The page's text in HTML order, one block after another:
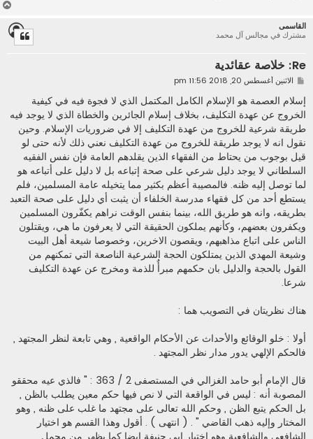
القاسمى
مشترك في مجالس آل محمد
Re: خلاصة عقائدية
م
ر
ك
الاثنين أغسطس 20, 2018 11:56 pm
إسلام العصمة هو الإسلام الكامل المكتمل الذي لا فجوة فيه في كيفية
الخروج عن عهدة التكليف، بخلاف إسلام الجائرين والخطاة الذي لا يوجد فيه
طريقة شرعية للخروج من عهدة التكليف إلا في ضروريات الإسلام. وحين
نقول انه لا يوجد طريقة للخروج من عهدة التكليف نعني ذلك لأنه حتى لو
قيل بوجوب من يحتاط من الفقهاء الذين يقلدهم العامة فإن نفس الفقيه
السلطاني لا يوجد دليل شرعي على صحة إتباعه بل لا دليل على أتباعه هو
لما توصل إليه ظنه. فالمصيبة أعظم بكثير مما يتخيله عامة المسلمين، فلم
يستطع أحد من كل فقهاء مدرسة الخلفاء أن يثبت أي دليل على صحة التعبد
بطريقه، وانه هو طريق الله، بينما بنفس الوقت نراهم يكفّرون المسلمين
ويكفرون بعضهم، وكأنهم يملكون الحقيقة التي لا يعرفون ما هي، ويقتلون
الناس على اتباع مذاهبهم، ويقصون الاخرين، وخصوصا شيعة أهل البيت
وشيعة المهدي الذين يمتلكون الحجة الشرعية الناصعة التي تمكنهم من
القول بالحجة والدليل بان حكمهم مبرأٌ للذمة ومخرج عن عهدة التكليف
شرعا.
هناك نظريتان في التصويب هما :
أولا : خلو الوقائع والأحداث عن الأحكام الواقعية , وهي تابعة لنظر المجتهد ,
فالحكم الإلهي يدور مدار نظر المجتهد .
قال الإمام أبو حامد الغزالي في المستصفى 2 / 363 : " فالذي عيه محققو
المصوبة أنه : ليس في الواقعة التي لا نص فيها حكم معين يطلب بالظن ,
بل الحكم يتبع الظن , وحكم الله تعالى على مجتهد ما غلب على ظنه , وهو
المختار وإليه ذهب القاضي " . ( انتهى ) . أقول وهذا القسم هو اختيار
الشافعي والشافعية وهو اختيار ابي حنيفة ايضا كما يظهر من مجمل